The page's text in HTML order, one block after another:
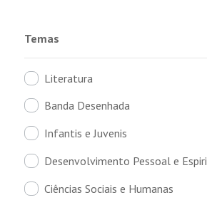
Temas
Literatura
Banda Desenhada
Infantis e Juvenis
Desenvolvimento Pessoal e
Ciências Sociais e Humanas